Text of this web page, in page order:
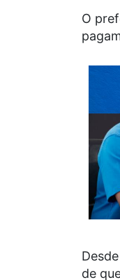
O
de